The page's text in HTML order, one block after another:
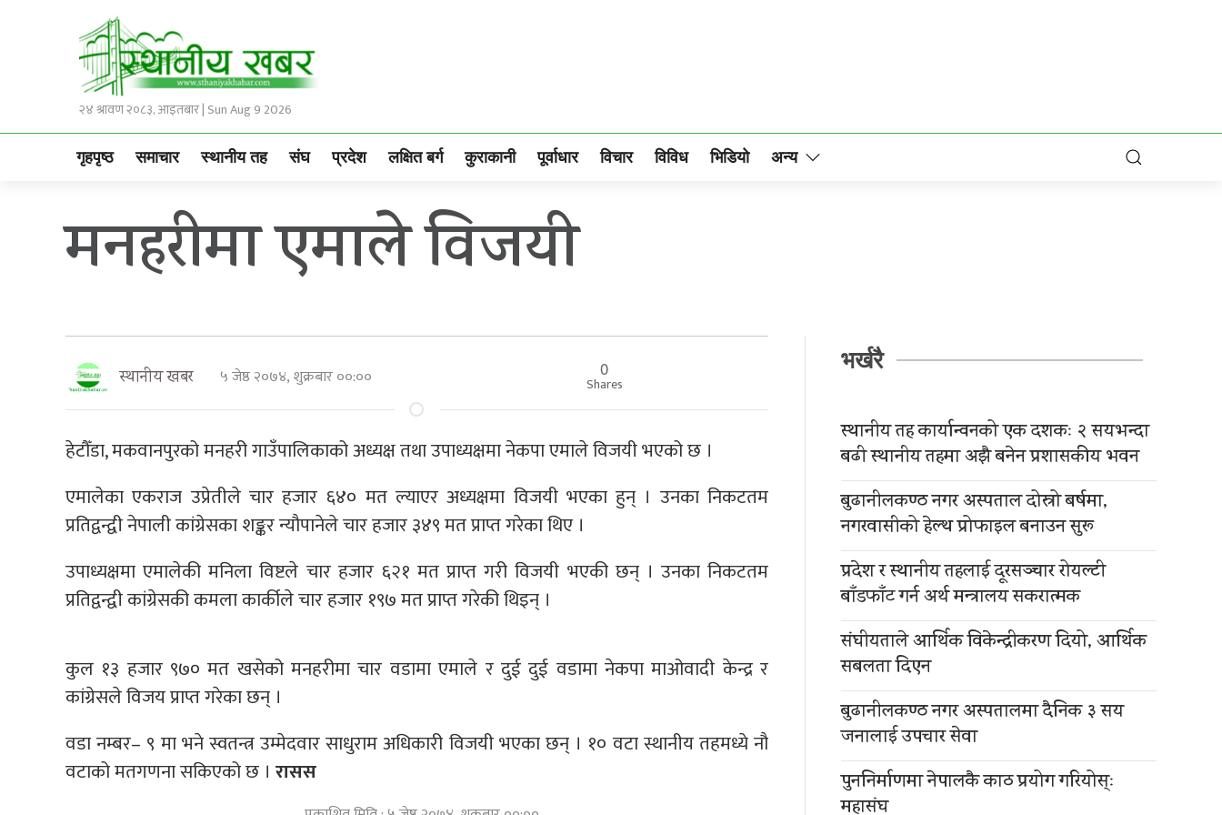
२४ श्रावण २०८३, आइतबार | Sun Aug 9 2026
गृहपृष्ठ समाचार स्थानीय तह संघ प्रदेश लक्षित बर्ग कुराकानी पूर्वाधार विचार विविध भिडियो अन्य
मनहरीमा एमाले विजयी
स्थानीय खबर ५ जेष्ठ २०७४, शुक्रबार ००:०० 0
Shares
हेटौँडा, मकवानपुरको मनहरी गाउँपालिकाको अध्यक्ष तथा उपाध्यक्षमा नेकपा एमाले विजयी भएको छ ।
एमालेका एकराज उप्रेतीले चार हजार ६४० मत ल्याएर अध्यक्षमा विजयी भएका हुन् । उनका निकटतम
प्रतिद्वन्द्वी नेपाली कांग्रेसका शङ्कर न्यौपानेले चार हजार ३४९ मत प्राप्त गरेका थिए ।
उपाध्यक्षमा एमालेकी मनिला विष्टले चार हजार ६२१ मत प्राप्त गरी विजयी भएकी छन् । उनका निकटतम
प्रतिद्वन्द्वी कांग्रेसकी कमला कार्कीले चार हजार १९७ मत प्राप्त गरेकी थिइन् ।
कुल १३ हजार ९७० मत खसेको मनहरीमा चार वडामा एमाले र दुई दुई वडामा नेकपा माओवादी केन्द्र र
कांग्रेसले विजय प्राप्त गरेका छन् ।
वडा नम्बर– ९ मा भने स्वतन्त्र उम्मेदवार साधुराम अधिकारी विजयी भएका छन् । १० वटा स्थानीय तहमध्ये नौ
वटाको मतगणना सकिएको छ । रासस
भर्खरै
स्थानीय तह कार्यान्वनको एक दशकः २ सयभन्दा
बढी स्थानीय तहमा अझै बनेन प्रशासकीय भवन
बुढानीलकण्ठ नगर अस्पताल दोस्रो बर्षमा,
नगरवासीको हेल्थ प्रोफाइल बनाउन सुरू
प्रदेश र स्थानीय तहलाई दूरसञ्चार रोयल्टी
बाँडफाँट गर्न अर्थ मन्त्रालय सकरात्मक
संघीयताले आर्थिक विकेन्द्रीकरण दियो, आर्थिक
सबलता दिएन
बुढानीलकण्ठ नगर अस्पतालमा दैनिक ३ सय
जनालाई उपचार सेवा
पुननिर्माणमा नेपालकै काठ प्रयोग गरियोस्ः
महासंघ